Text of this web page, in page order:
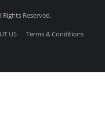
Rights Reserved.
US Terms & Conditions